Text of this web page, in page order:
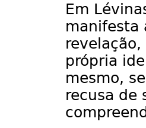
Em
manifesta
própria
mesmo,
recusa de